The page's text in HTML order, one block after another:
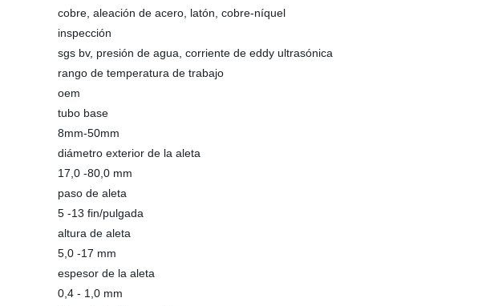
cobre, aleación de acero, latón, cobre-níquel
inspección
sgs bv, presión de agua, corriente de eddy ultrasónica
rango de temperatura de trabajo
oem
tubo base
8mm-50mm
diámetro exterior de la aleta
17,0 -80,0 mm
paso de aleta
5 -13 fin/pulgada
altura de aleta
5,0 -17 mm
espesor de la aleta
0,4 - 1,0 mm